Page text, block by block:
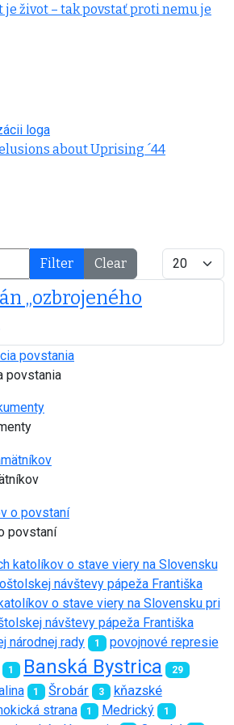
je život – tak povstať proti nemu je
about Uprising ´44
Filter Clear Display #
„ozbrojeného
povstania
povstaní
o stave viery na Slovensku pri
návštevy pápeža Františka
národnej rady
1 povojnové represie
1 Banská Bystrica 29
1 Šrobár 3
kňazské
strana 1 Medrický 1